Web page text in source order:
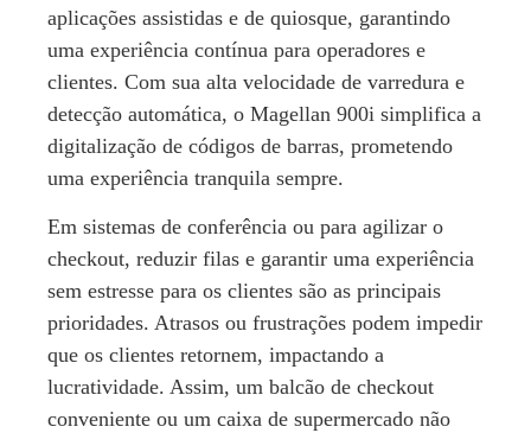
aplicações assistidas e de quiosque, garantindo
uma experiência contínua para operadores e
clientes. Com sua alta velocidade de varredura e
detecção automática, o Magellan 900i simplifica a
digitalização de códigos de barras, prometendo
uma experiência tranquila sempre.
Em sistemas de conferência ou para agilizar o
checkout, reduzir filas e garantir uma experiência
sem estresse para os clientes são as principais
prioridades. Atrasos ou frustrações podem impedir
que os clientes retornem, impactando a
lucratividade. Assim, um balcão de checkout
conveniente ou um caixa de supermercado não